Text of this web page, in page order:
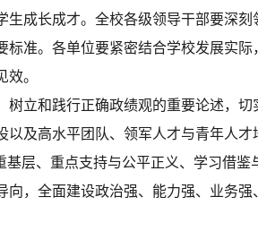
成长成才。全校各级领导干部要深
标准。各单位要紧密结合学校发展实
。
立和践行正确政绩观的重要论述，
及高水平团队、领军人才与青年人
层、重点支持与公平正义、学习借
向，全面建设政治强、能力强、业务强